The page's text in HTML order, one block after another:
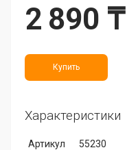
2 890 ₸
Купить
Характеристики
Артикул 55230